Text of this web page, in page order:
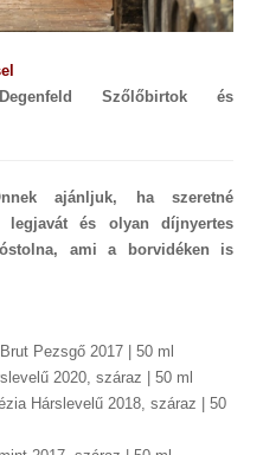
Szőlőbirtok és
ajánljuk, ha szeretné
és olyan díjnyertes
ami a borvidéken is
Pezsgő 2017 | 50 ml
2020, száraz | 50 ml
Hárslevelű 2018, száraz | 50